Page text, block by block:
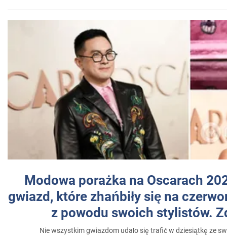
Modowa porażka na Oscarach
gwiazd, które zhańbiły się na
z powodu swoich stylistów.
Nie wszystkim gwiazdom udało się trafić w dziesiątkę ze